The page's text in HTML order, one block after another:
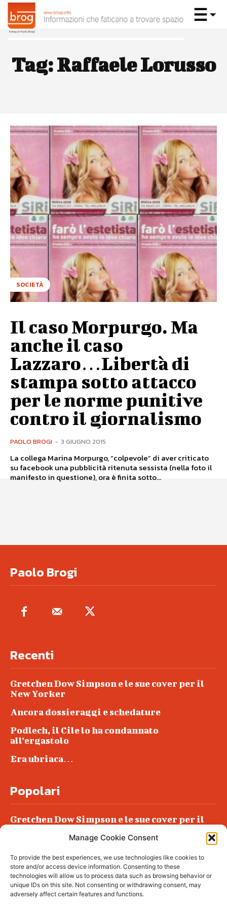
Manage Cookie Consent
To provide the best experiences, we use technologies like cookies to
store and/or access device information. Consenting to these
technologies will allow us to process data such as browsing behavior or
unique IDs on this site. Not consenting or withdrawing consent, may
adversely affect certain features and functions.
Tag:Raffaele Lorusso
SOCIETÀ
Il caso Morpurgo. Ma
anche il caso
Lazzaro…Libertà di
stampa sotto attacco
per le norme punitive
contro il giornalismo
PAOLO BROGI - 3 GIUGNO 2015
La collega Marina Morpurgo, “colpevole” di aver criticato
su facebook una pubblicità ritenuta sessista (nella foto il
manifesto in questione), ora è finita sotto...
Paolo Brogi
Recenti
Gretchen Dow Simpson e le sue cover per il
New Yorker
Ancora dossieraggi e schedature
Podlech, il Cile lo ha condannato
all’ergastolo
Era ubriaca…
Popolari
Gretchen Dow Simpson e le sue cover per il
Podlech, il Cile lo ha condannato
all’ergastolo
Era ubriaca…